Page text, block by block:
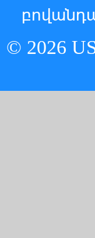
© 2026